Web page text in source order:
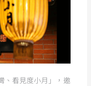
、看見度小月」，邀